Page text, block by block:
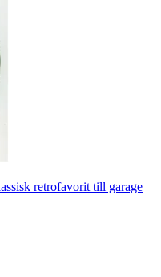
retrofavorit till garage